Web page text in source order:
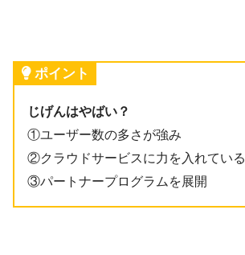
ポイント
じげんはやばい？
①ユーザー数の多さが強み
②クラウドサービスに力を入れている
③パートナープログラムを展開